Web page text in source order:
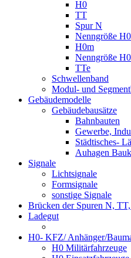
H0
TT
Spur N
Nenngröße
H0m
Nenngröße
TTe
Schwellenband
Modul- und
Gebäudemodelle
Gebäudebausätze
Bahnbauten
Gewerbe,
Städtisches-
Auhagen
Signale
Lichtsignale
Formsignale
sonstige Signale
Brücken der Spuren N,
Ladegut
H0- KFZ/ Anhänger/
H0 Militärfahrzeuge